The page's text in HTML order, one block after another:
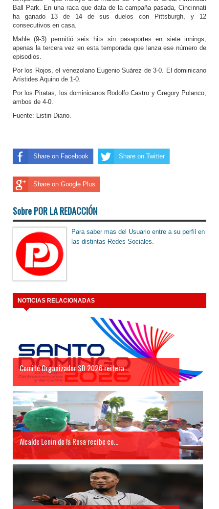
Ball Park. En una raca que data de la campaña pasada, Cincinnati
ha ganado 13 de 14 de sus duelos con Pittsburgh, y 12
consecutivos en casa.
Mahle (9-3) permitió seis hits sin pasaportes en siete innings,
apenas la tercera vez en esta temporada que lanza ese número de
episodios.
Por los Rojos, el venezolano Eugenio Suárez de 3-0. El dominicano
Arístides Aquino de 1-0.
Por los Piratas, los dominicanos Rodolfo Castro y Gregory Polanco,
ambos de 4-0.
Fuente: Listin Diario.
Share on Facebook Share on Twitter
Share on Google Plus
Sobre POR LA REDACCIÓN
Para saber mas del Usuario entre a su perfil en
las distintas Redes Sociales.
NOTICIAS RELACIONADAS
Comité Organizador SD 2026 reitera ...
Alcalde Lenin de la Rosa recibe co...